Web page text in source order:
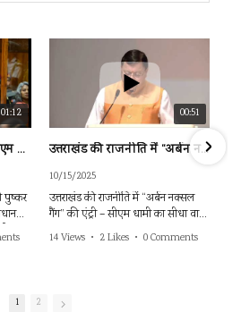
01:12
विधानसभा विशेष सत्र में सीएम धामी का स्पष्ट संदेश—संविधान और विधि व्यवस्था के अनुसार ही चलेगा राज्य
पुष्कर
कहा
00:51
उत्तराखंड की राजनीति में “अर्बन नक्सल गैंग” की एंट्री – सीएम धामी का सीधा वार!
10/15/2025
उत्तराखंड की राजनीति में “अर्बन नक्सल
गैंग” की एंट्री – सीएम धामी का सीधा वार!
#bjputtrakhand
14 Views • 2 Likes • 0 Comments
1 2